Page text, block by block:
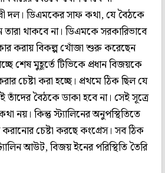
দল। ডিএমকের সাফ কথা, যে বৈঠকে
থাকবে না। ডিএমকে সরকারিভাবে
করায় বিকল্প খোঁজা শুরু করেছেন
শেষ মুহূর্তে টিভিকে প্রধান বিজয়কে
চেষ্টা করা হচ্ছে। প্রথমে ঠিক ছিল যে
বৈঠকে ডাকা হবে না। সেই সূত্রে
নয়। কিন্তু স্ট্যালিনের অনুপস্থিতিতে
চেষ্টা করছে কংগ্রেস। সব ঠিক
আউট, বিজয় ইনের পরিস্থিতি তৈরি